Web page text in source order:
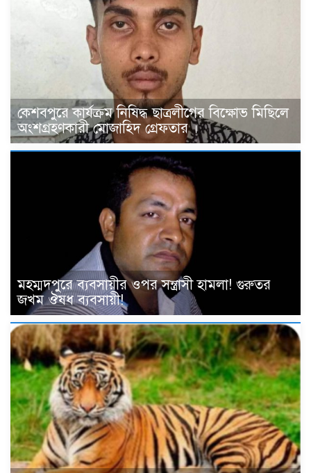
কেশবপুরে কার্যক্রম নিষিদ্ধ ছাত্রলীগের বিক্ষোভ মিছিলে
অংশগ্রহণকারী মোজাহিদ গ্রেফতার ।
মহম্মদপুরে ব্যবসায়ীর ওপর সন্ত্রাসী হামলা! গুরুতর
জখম ঔষধ ব্যবসায়ী!